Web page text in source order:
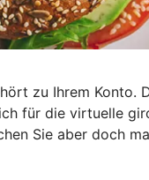
zu Ihrem Konto.
für die virtuelle
Sie aber doch